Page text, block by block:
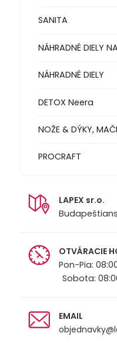
SANITA
NÁHRADNÉ DIELY
NÁHRADNÉ DIELY
DETOX Neera
NOŽE & DÝKY,
PROCRAFT
LAPEX sr.o.
OTVÁRACIE
Pon-Pia:
Sobota: 08:00 -
EMAIL